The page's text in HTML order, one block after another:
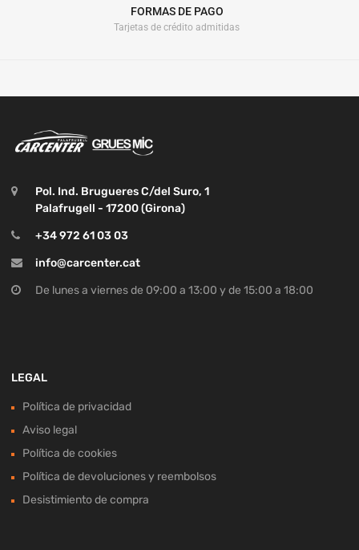
FORMAS DE PAGO
Tarjetas de crédito admitidas
Pol. Ind. Brugueres C/del Suro, 1
Palafrugell - 17200 (Girona)
+34 972 61 03 03
info@carcenter.cat
De lunes a viernes de 09:00 a 13:00 y de 15:00 a 18:00
LEGAL
Política de privacidad
Aviso legal
Política de cookies
Política de devoluciones y reembolsos
Desistimiento de compra